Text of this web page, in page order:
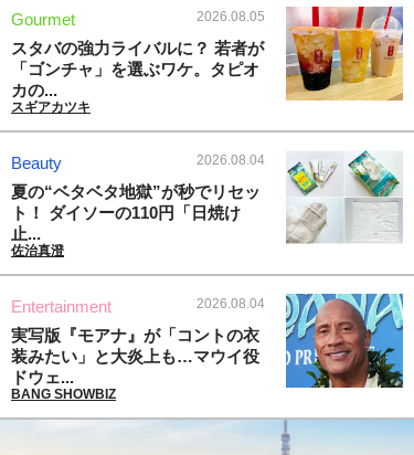
Gourmet 2026.08.05
スタバの強力ライバルに？ 若者が
「ゴンチャ」を選ぶワケ。タピオ
カの...
スギアカツキ
Beauty 2026.08.04
夏の“ベタベタ地獄”が秒でリセッ
ト！ ダイソーの110円「日焼け
止...
佐治真澄
Entertainment 2026.08.04
実写版『モアナ』が「コントの衣
装みたい」と大炎上も…マウイ役
ドウェ...
BANG SHOWBIZ